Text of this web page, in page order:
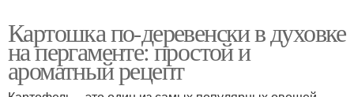
Картошка по-деревенски в духовке
на пергаменте: простой и
ароматный рецепт